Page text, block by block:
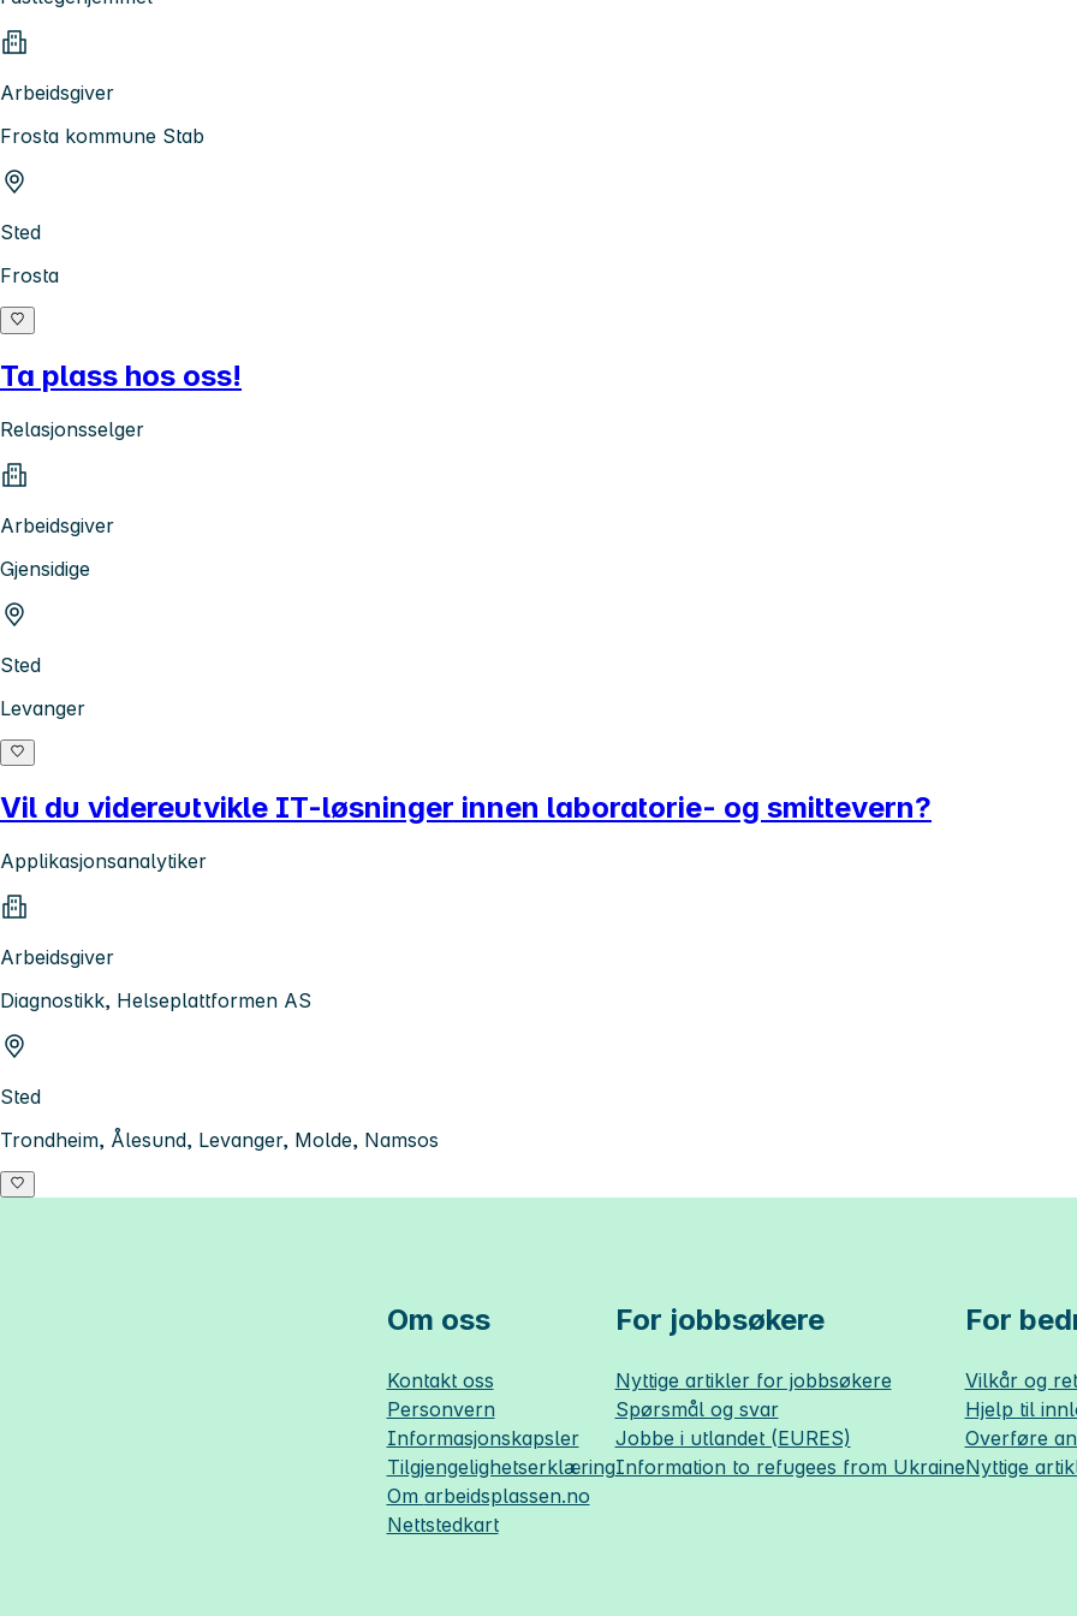
Arbeidsgiver
Frosta kommune Stab
Sted
Frosta
Ta plass hos oss!
Relasjonsselger
Arbeidsgiver
Gjensidige
Sted
Levanger
Vil du videreutvikle IT-løsninger innen laboratorie- og smittevern?
Applikasjonsanalytiker
Arbeidsgiver
Diagnostikk, Helseplattformen AS
Sted
Trondheim, Ålesund, Levanger, Molde, Namsos
Om oss
Kontakt oss
Personvern
Informasjonskapsler
Tilgjengelighetserklæring
Om arbeidsplassen.no
Nettstedkart
For jobbsøkere
Nyttige artikler for jobbsøkere
Spørsmål og svar
Jobbe i utlandet (EURES)
Information to refugees from Ukraine
For
Vilkår og
Hjelp til
Overføre
Nyttige